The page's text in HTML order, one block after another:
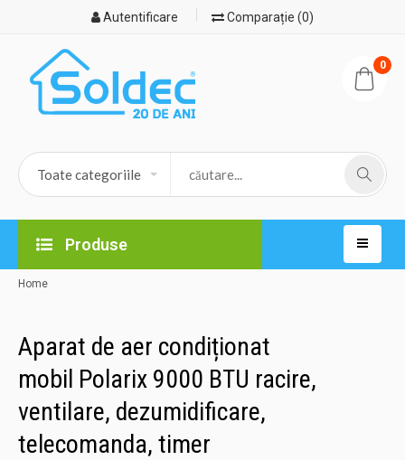
Autentificare Comparație (0)
0
Produse
Home
Aparat de aer condiționat
mobil Polarix 9000 BTU racire,
ventilare, dezumidificare,
telecomanda, timer